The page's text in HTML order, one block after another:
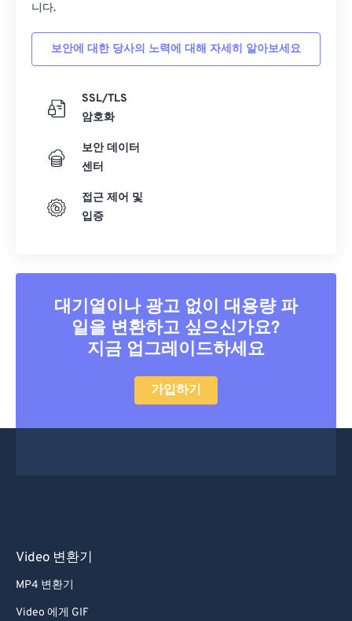
니다.
보안에 대한 당사의 노력에 대해 자세히 알아보세요
SSL/TLS
암호화
보안 데이터
센터
접근 제어 및
입증
대기열이나 광고 없이 대용량 파
일을 변환하고 싶으신가요?
지금 업그레이드하세요
가입하기
Video 변환기
MP4 변환기
Video 에게 GIF